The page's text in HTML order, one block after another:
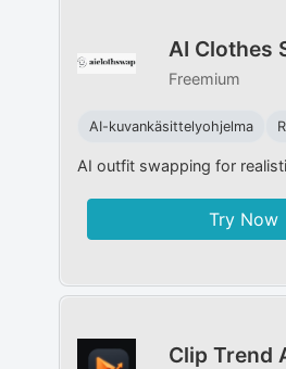
AI Clothes
Freemium
AI-kuvankäsittelyohjelma
AI outfit swapping for
Try Now
Clip Trend